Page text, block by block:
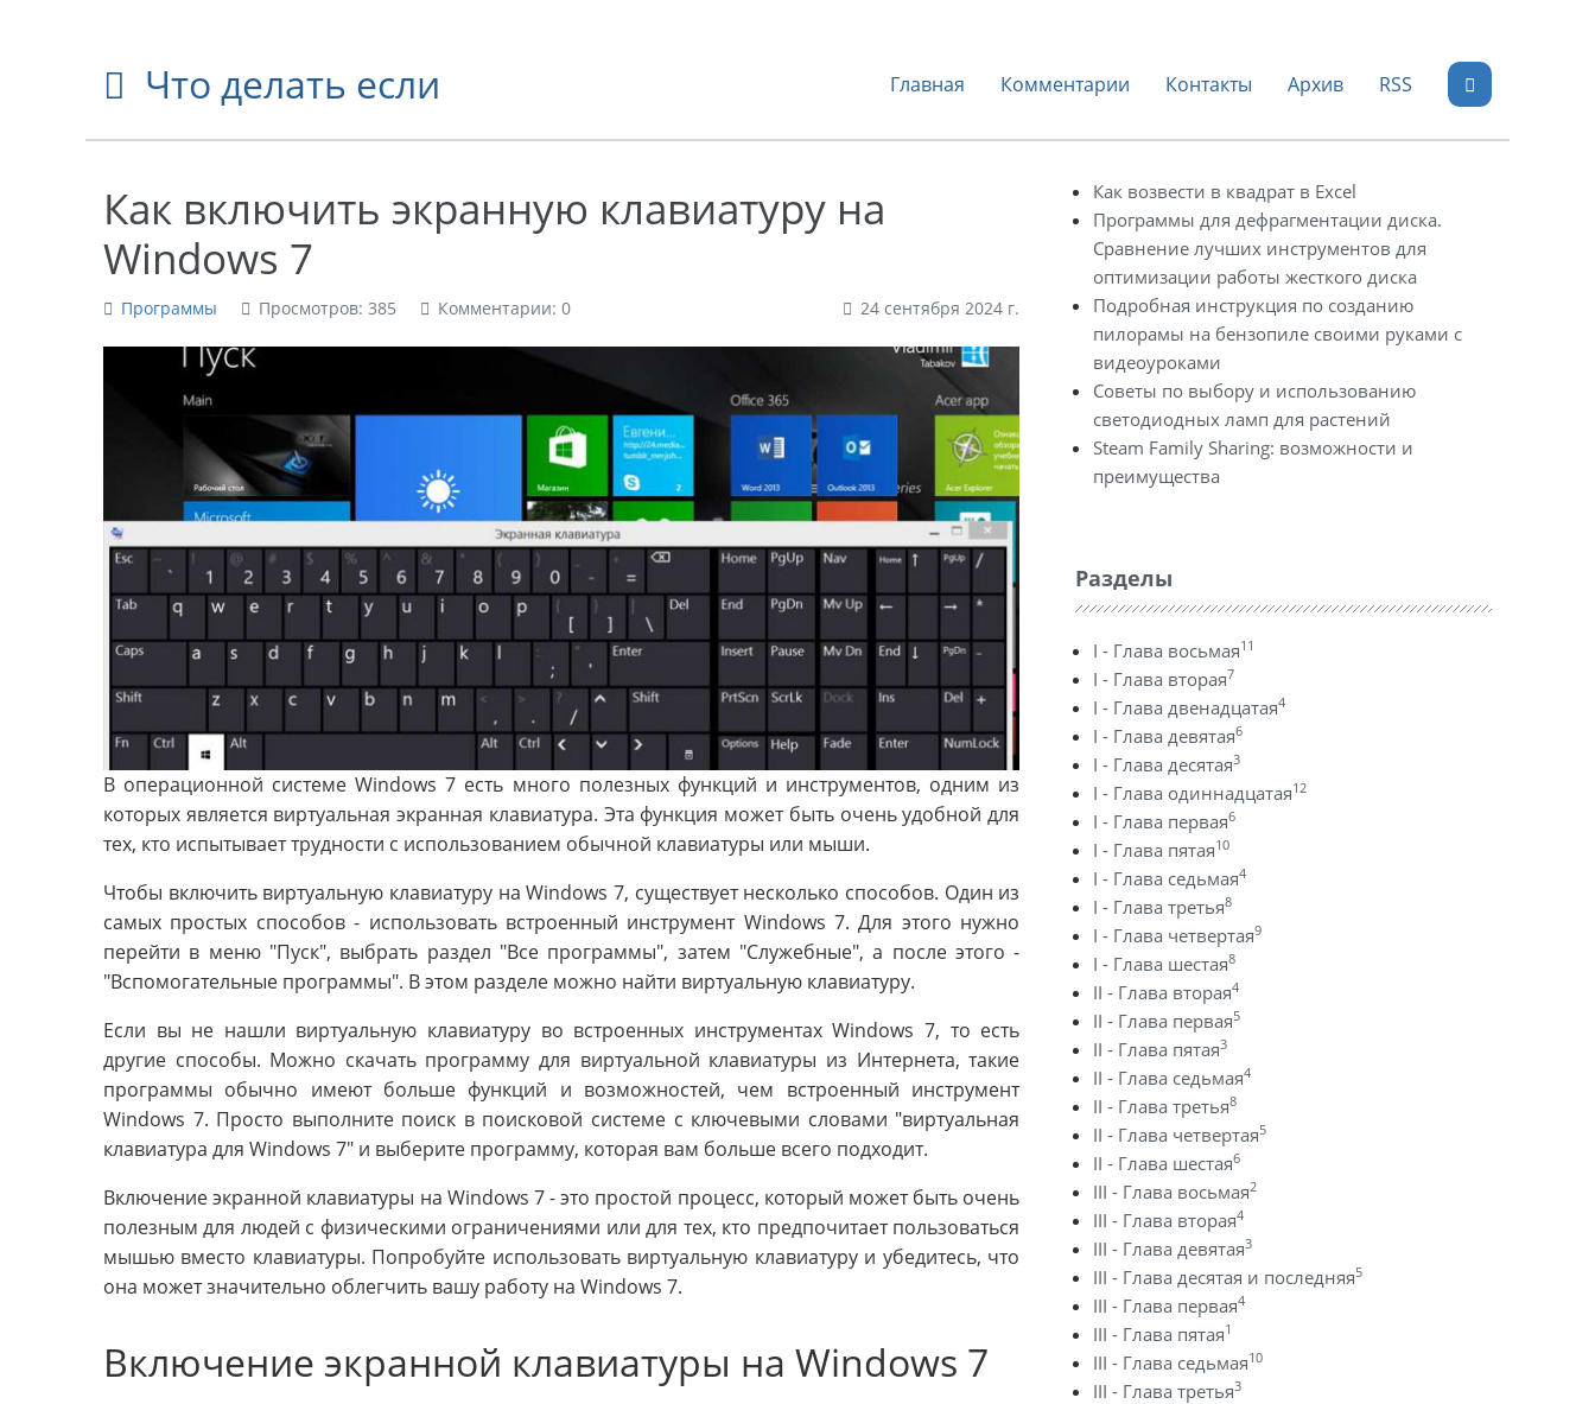
Что делать если Главная Комментарии Контакты Архив RSS
Как включить экранную клавиатуру на
Windows 7
Программы Просмотров: 385 Комментарии: 0 24 сентября 2024 г.
В операционной системе Windows 7 есть много полезных функций и инструментов, одним из
которых является виртуальная экранная клавиатура. Эта функция может быть очень удобной для
тех, кто испытывает трудности с использованием обычной клавиатуры или мыши.
Чтобы включить виртуальную клавиатуру на Windows 7, существует несколько способов. Один из
самых простых способов - использовать встроенный инструмент Windows 7. Для этого нужно
перейти в меню "Пуск", выбрать раздел "Все программы", затем "Служебные", а после этого -
"Вспомогательные программы". В этом разделе можно найти виртуальную клавиатуру.
Если вы не нашли виртуальную клавиатуру во встроенных инструментах Windows 7, то есть
другие способы. Можно скачать программу для виртуальной клавиатуры из Интернета, такие
программы обычно имеют больше функций и возможностей, чем встроенный инструмент
Windows 7. Просто выполните поиск в поисковой системе с ключевыми словами "виртуальная
клавиатура для Windows 7" и выберите программу, которая вам больше всего подходит.
Включение экранной клавиатуры на Windows 7 - это простой процесс, который может быть очень
полезным для людей с физическими ограничениями или для тех, кто предпочитает пользоваться
мышью вместо клавиатуры. Попробуйте использовать виртуальную клавиатуру и убедитесь, что
она может значительно облегчить вашу работу на Windows 7.
Включение экранной клавиатуры на Windows 7
Как возвести в квадрат в Excel
Программы для дефрагментации диска.
Сравнение лучших инструментов для
оптимизации работы жесткого диска
Подробная инструкция по созданию
пилорамы на бензопиле своими руками с
видеоуроками
Советы по выбору и использованию
светодиодных ламп для растений
Steam Family Sharing: возможности и
преимущества
Разделы
I - Глава восьмая11
I - Глава вторая7
I - Глава двенадцатая4
I - Глава девятая6
I - Глава десятая3
I - Глава одиннадцатая12
I - Глава первая6
I - Глава пятая10
I - Глава седьмая4
I - Глава третья8
I - Глава четвертая9
I - Глава шестая8
II - Глава вторая4
II - Глава первая5
II - Глава пятая3
II - Глава седьмая4
II - Глава третья8
II - Глава четвертая5
II - Глава шестая6
III - Глава восьмая2
III - Глава вторая4
III - Глава девятая3
III - Глава десятая и последняя5
III - Глава первая4
III - Глава пятая1
III - Глава седьмая10
III - Глава третья3